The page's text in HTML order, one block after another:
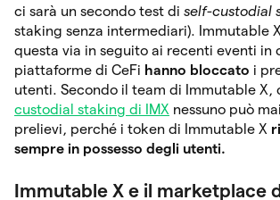
ci sarà un secondo test di self-custodial
staking senza intermediari). Immutable
questa via in seguito ai recenti eventi in
piattaforme di CeFi hanno bloccato i
utenti. Secondo il team di Immutable X,
custodial staking di IMX nessuno può
prelievi, perché i token di Immutable X
sempre in possesso degli utenti.
Immutable X e il marketplace